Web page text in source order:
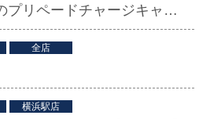
リペードチャージキャンペーン開催中です！
全店
横浜駅店